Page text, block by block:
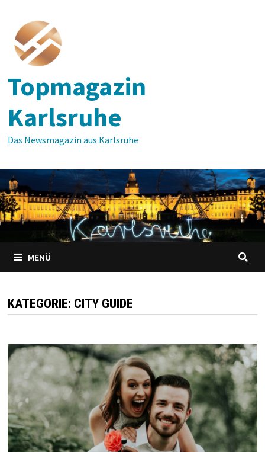
Inhalt
springen
Topmagazin
Karlsruhe
Das Newsmagazin aus Karlsruhe
MENÜ
KATEGORIE: CITY GUIDE